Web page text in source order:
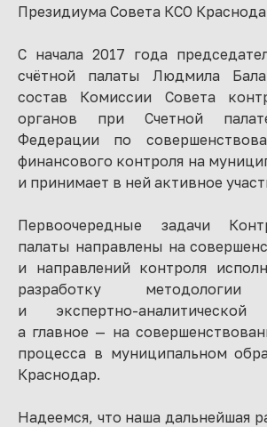
Президиума Совета КСО
С начала 2017 года
счётной палаты Людмила
состав Комиссии Совета
органов при Счетной
Федерации по
финансового контроля на
и принимает в ней активное
Первоочередные задачи
палаты направлены на
и направлений контроля
разработку методологии
и экспертно-аналитической
а главное — на
процесса в муниципальном
Краснодар.
Надеемся, что наша дальнейшая